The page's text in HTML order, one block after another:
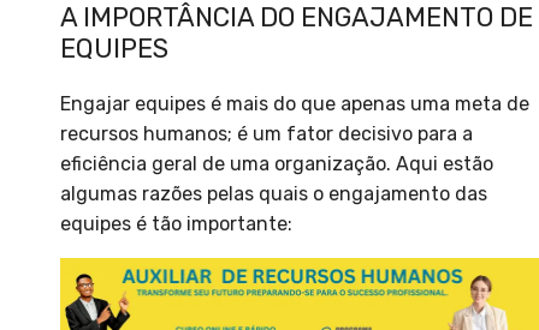
A IMPORTÂNCIA DO ENGAJAMENTO DE
EQUIPES
Engajar equipes é mais do que apenas uma meta de
recursos humanos; é um fator decisivo para a
eficiência geral de uma organização. Aqui estão
algumas razões pelas quais o engajamento das
equipes é tão importante: